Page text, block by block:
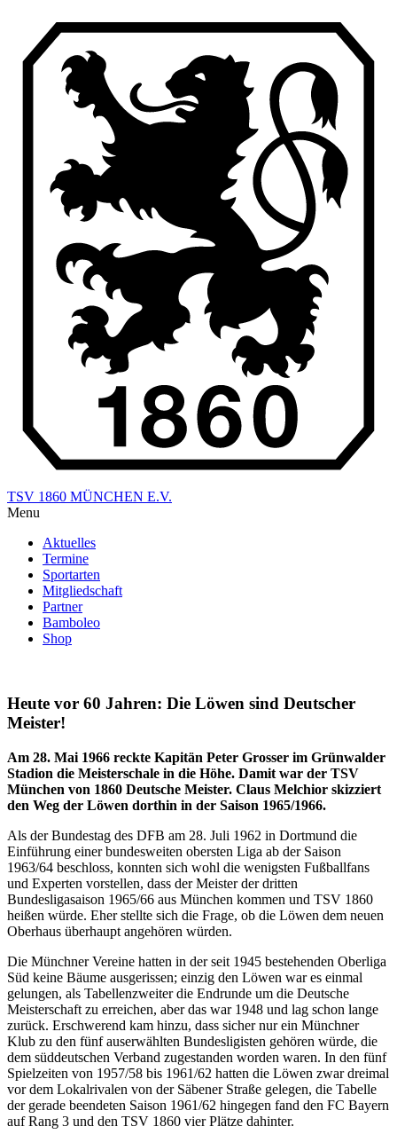
TSV 1860 MÜNCHEN E.V.
Menu
Aktuelles
Termine
Sportarten
Mitgliedschaft
Partner
Bamboleo
Shop
Heute vor 60 Jahren: Die Löwen sind Deutscher
Meister!
Am 28. Mai 1966 reckte Kapitän Peter Grosser im Grünwalder
Stadion die Meisterschale in die Höhe. Damit war der TSV
München von 1860 Deutsche Meister. Claus Melchior skizziert
den Weg der Löwen dorthin in der Saison 1965/1966.
Als der Bundestag des DFB am 28. Juli 1962 in Dortmund die
Einführung einer bundesweiten obersten Liga ab der Saison
1963/64 beschloss, konnten sich wohl die wenigsten Fußballfans
und Experten vorstellen, dass der Meister der dritten
Bundesligasaison 1965/66 aus München kommen und TSV 1860
heißen würde. Eher stellte sich die Frage, ob die Löwen dem neuen
Oberhaus überhaupt angehören würden.
Die Münchner Vereine hatten in der seit 1945 bestehenden Oberliga
Süd keine Bäume ausgerissen; einzig den Löwen war es einmal
gelungen, als Tabellenzweiter die Endrunde um die Deutsche
Meisterschaft zu erreichen, aber das war 1948 und lag schon lange
zurück. Erschwerend kam hinzu, dass sicher nur ein Münchner
Klub zu den fünf auserwählten Bundesligisten gehören würde, die
dem süddeutschen Verband zugestanden worden waren. In den fünf
Spielzeiten von 1957/58 bis 1961/62 hatten die Löwen zwar dreimal
vor dem Lokalrivalen von der Säbener Straße gelegen, die Tabelle
der gerade beendeten Saison 1961/62 hingegen fand den FC Bayern
auf Rang 3 und den TSV 1860 vier Plätze dahinter.